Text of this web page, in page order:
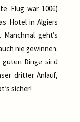
Flug war 100€)
Hotel in Algiers
geht’s
nie gewinnen.
guten Dinge sind
dritter Anlauf,
sicher!